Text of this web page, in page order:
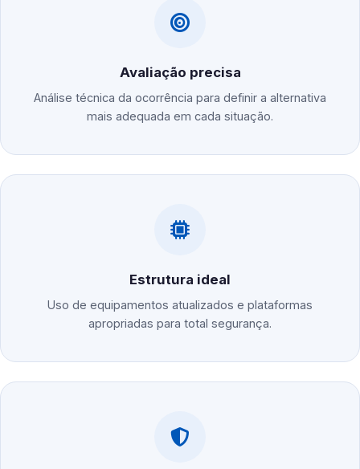
Avaliação precisa
Análise técnica da ocorrência para definir a alternativa
mais adequada em cada situação.
Estrutura ideal
Uso de equipamentos atualizados e plataformas
apropriadas para total segurança.